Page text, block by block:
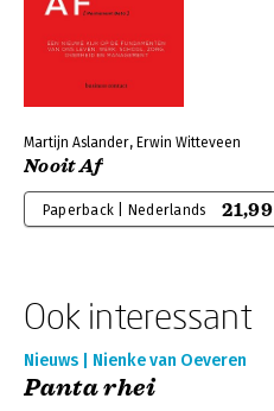
Martijn Aslander, Erwin Witteveen
Nooit Af
Paperback | Nederlands 21,99
Ook interessant
Nieuws | Nienke van Oeveren
Panta rhei